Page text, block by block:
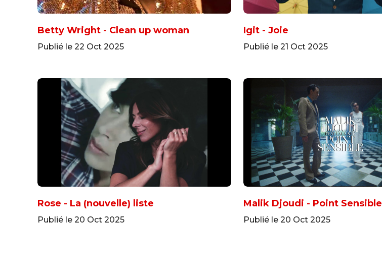
Betty Wright - Clean up woman
Publié le 22 Oct 2025
Igit - Joie
Publié le 21 Oct 2025
Rose - La (nouvelle) liste
Publié le 20 Oct 2025
Malik Djoudi - Point Sensible
Publié le 20 Oct 2025